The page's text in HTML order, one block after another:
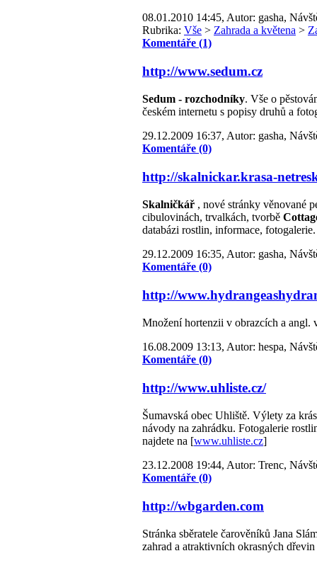
08.01.2010 14:45, Autor: gasha,
Rubrika: Vše > Zahrada a květena >
Komentáře (1)
http://www.sedum.cz
Sedum - rozchodníky. Vše o
českém internetu s popisy druhů a
29.12.2009 16:37, Autor: gasha,
Komentáře (0)
http://skalnickar.krasa-
Skalničkář , nové stránky věnované
cibulovinách, trvalkách, tvorbě
databázi rostlin, informace, fotogalerie.
29.12.2009 16:35, Autor: gasha,
Komentáře (0)
http://
Množení hortenzii v obrazcích a angl.
16.08.2009 13:13, Autor: hespa,
Komentáře (0)
http://www.uhliste.cz/
Šumavská obec Uhliště. Výlety za
návody na zahrádku. Fotogalerie
najdete na [www.uhliste.cz]
23.12.2008 19:44, Autor: Trenc,
Komentáře (0)
http://wbgarden.com
Stránka sběratele čarověníků Jana
zahrad a atraktivních okrasných